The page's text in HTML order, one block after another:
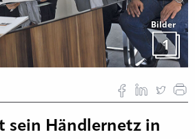
Bilder
1
sein Händlernetz in